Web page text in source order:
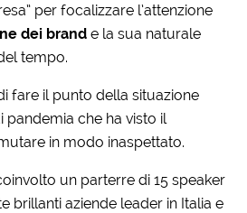
per focalizzare l’attenzione
dei brande la sua naturale
tempo.
fare il punto della situazione
che ha visto il
in modo inaspettato.
un parterre di 15 speaker
brillanti aziende leader in Italia e